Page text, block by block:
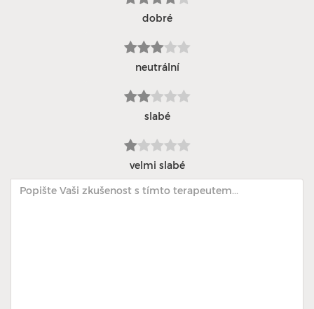
dobré
neutrální
slabé
velmi slabé